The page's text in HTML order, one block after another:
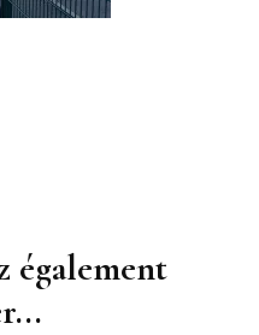
également